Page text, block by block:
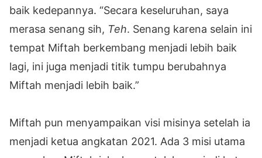
baik kedepannya. “Secara keseluruhan, saya
merasa senang sih, Teh. Senang karena selain ini
tempat Miftah berkembang menjadi lebih baik
lagi, ini juga menjadi titik tumpu berubahnya
Miftah menjadi lebih baik.”
Miftah pun menyampaikan visi misinya setelah ia
menjadi ketua angkatan 2021. Ada 3 misi utama